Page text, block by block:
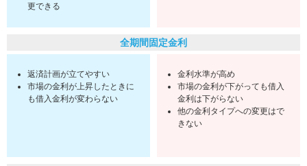
更できる
全期間固定金利
返済計画が立てやすい
市場の金利が上昇したときに
も借入金利が変わらない
金利水準が高め
市場の金利が下がっても借入
金利は下がらない
他の金利タイプへの変更はで
きない